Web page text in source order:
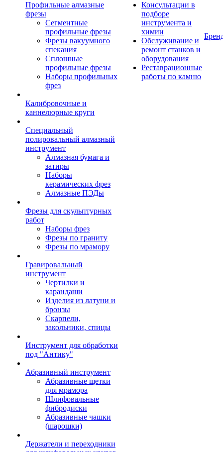
Профильные алмазные
фрезы
Сегментные
профильные фрезы
Фрезы вакуумного
спекания
Сплошные
профильные фрезы
Наборы профильных
фрез
Калибровочные и
каннелюрные круги
Специальный
полировальный алмазный
инструмент
Алмазная бумага и
затиры
Наборы
керамических фрез
Алмазные ПЭДы
Фрезы для скульптурных
работ
Наборы фрез
Фрезы по граниту
Фрезы по мрамору
Гравировальный
инструмент
Чертилки и
карандаши
Изделия из латуни и
бронзы
Скарпели,
закольники, спицы
Инструмент для обработки
под "Антику"
Абразивный инструмент
Абразивные щетки
для мрамора
Шлифовальные
фибродиски
Абразивные чашки
(шарошки)
Держатели и переходники
Консультации в
подборе
инструмента и
химии
Обслуживание и
ремонт станков и
оборудования
Реставрационные
работы по камню